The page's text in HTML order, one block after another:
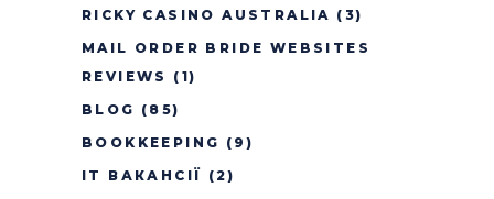
RICKY CASINO AUSTRALIA (3)
MAIL ORDER BRIDE WEBSITES
REVIEWS
(1)
BLOG (85)
BOOKKEEPING (9)
IT ВАКАНСІЇ
(2)